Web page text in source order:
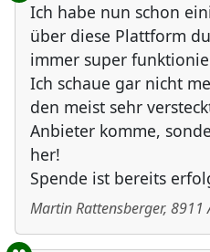
Ich habe nun schon
über diese Plattform
immer super
Ich schaue gar nicht
den meist sehr
Anbieter komme,
her!
Spende ist bereits
Martin Rattensberger, 8911